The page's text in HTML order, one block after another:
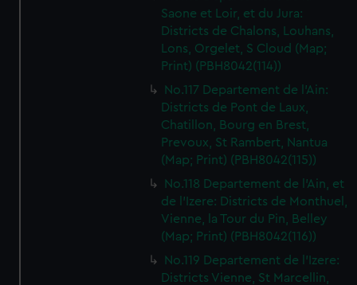
Saone et Loir, et du Jura:
Districts de Chalons, Louhans,
Lons, Orgelet, S Cloud (Map;
Print) (PBH8042(114))
No.117 Departement de l'Ain:
Districts de Pont de Laux,
Chatillon, Bourg en Brest,
Prevoux, St Rambert, Nantua
(Map; Print) (PBH8042(115))
No.118 Departement de l'Ain, et
de l'Izere: Districts de Monthuel,
Vienne, la Tour du Pin, Belley
(Map; Print) (PBH8042(116))
No.119 Departement de l'Izere:
Districts Vienne, St Marcellin,